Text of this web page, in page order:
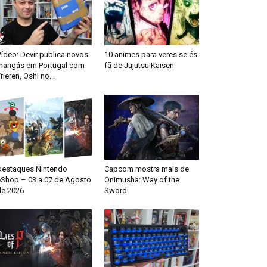
Devir publica novos
em Portugal com
Oshi no...
10 animes para veres se és
fã de Jujutsu Kaisen
Nintendo
– 03 a 07 de Agosto
2026
Capcom mostra mais de
Onimusha: Way of the
Sword